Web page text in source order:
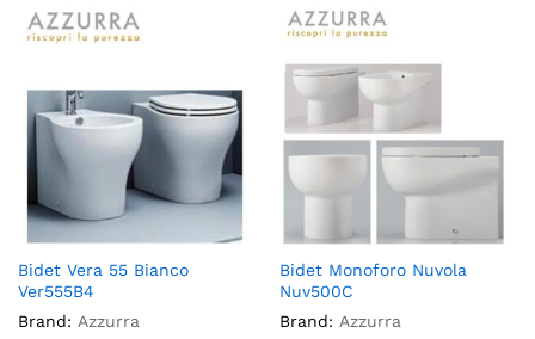
Bidet Vera 55 Bianco
Ver555B4
Brand: Azzurra
Bidet Monoforo Nuvola
Nuv500C
Brand: Azzurra